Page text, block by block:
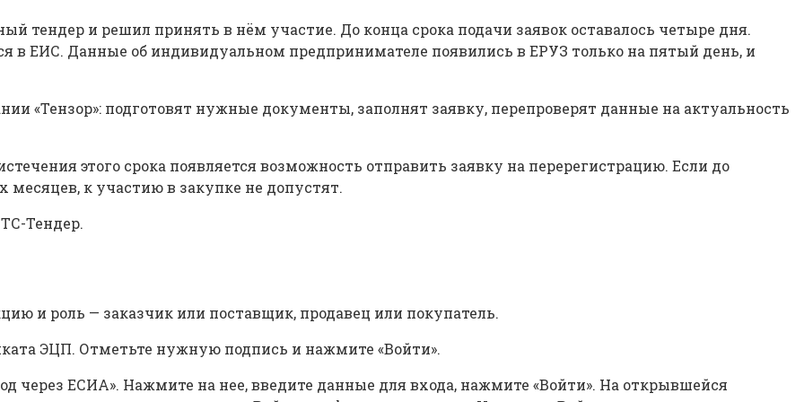
тендер и решил принять в нём участие. До конца срока подачи заявок оставалось четыре дня.
в ЕИС. Данные об индивидуальном предпринимателе появились в ЕРУЗ только на пятый день, и
«Тензор»: подготовят нужные документы, заполнят заявку, перепроверят данные на актуальность
этого срока появляется возможность отправить заявку на перерегистрацию. Если до
месяцев, к участию в закупке не допустят.
Тендер.
и роль — заказчик или поставщик, продавец или покупатель.
ЭЦП. Отметьте нужную подпись и нажмите «Войти».
через ЕСИА». Нажмите на нее, введите данные для входа, нажмите «Войти». На открывшейся